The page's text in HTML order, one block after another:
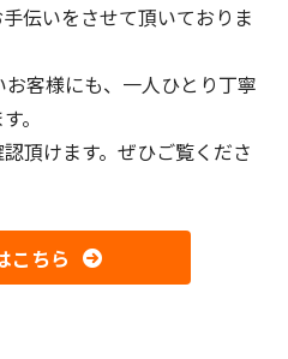
伝いをさせて頂いておりま
客様にも、一人ひとり丁寧
。
頂けます。ぜひご覧くださ
こちら